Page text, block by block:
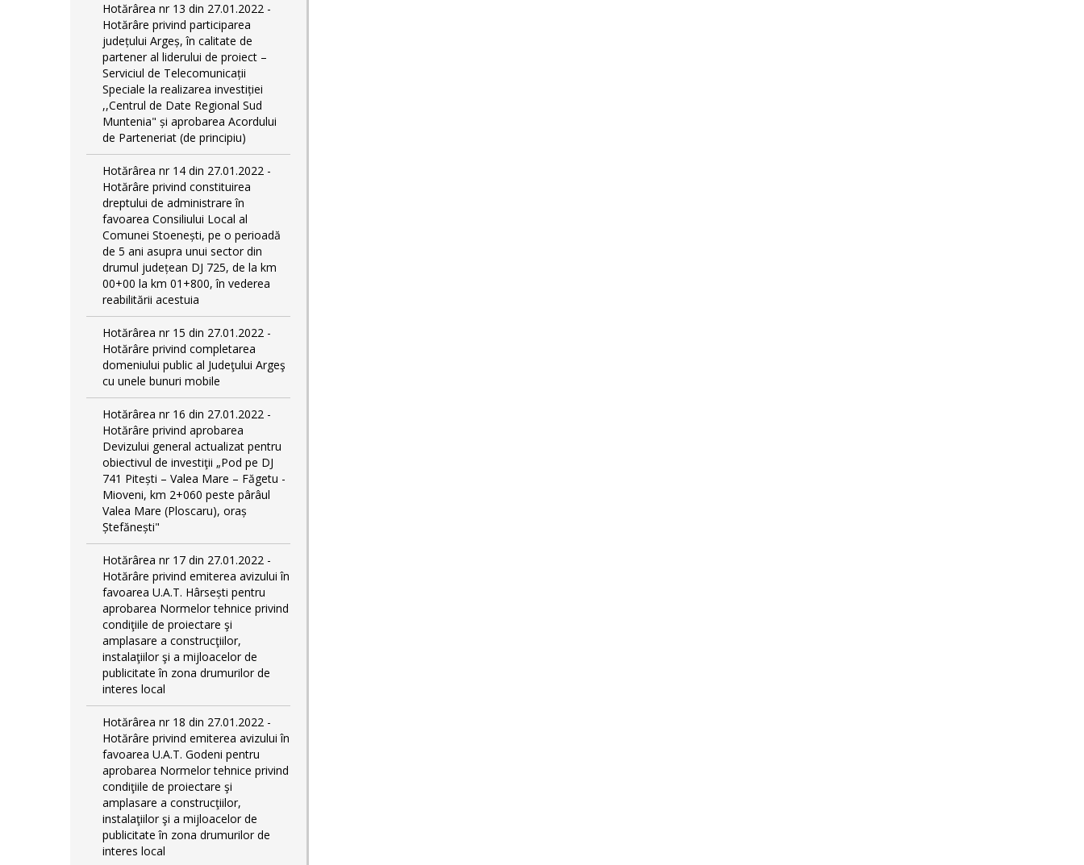
Hotărârea nr 13 din 27.01.2022 -
Hotărâre privind participarea
județului Argeș, în calitate de
partener al liderului de proiect –
Serviciul de Telecomunicații
Speciale la realizarea investiției
,,Centrul de Date Regional Sud
Muntenia" și aprobarea Acordului
de Parteneriat (de principiu)
Hotărârea nr 14 din 27.01.2022 -
Hotărâre privind constituirea
dreptului de administrare în
favoarea Consiliului Local al
Comunei Stoenești, pe o perioadă
de 5 ani asupra unui sector din
drumul județean DJ 725, de la km
00+00 la km 01+800, în vederea
reabilitării acestuia
Hotărârea nr 15 din 27.01.2022 -
Hotărâre privind completarea
domeniului public al Judeţului Argeş
cu unele bunuri mobile
Hotărârea nr 16 din 27.01.2022 -
Hotărâre privind aprobarea
Devizului general actualizat pentru
obiectivul de investiţii „Pod pe DJ
741 Pitești – Valea Mare – Făgetu -
Mioveni, km 2+060 peste pârâul
Valea Mare (Ploscaru), oraș
Ștefănești"
Hotărârea nr 17 din 27.01.2022 -
Hotărâre privind emiterea avizului în
favoarea U.A.T. Hârsești pentru
aprobarea Normelor tehnice privind
condiţiile de proiectare şi
amplasare a construcţiilor,
instalaţiilor şi a mijloacelor de
publicitate în zona drumurilor de
interes local
Hotărârea nr 18 din 27.01.2022 -
Hotărâre privind emiterea avizului în
favoarea U.A.T. Godeni pentru
aprobarea Normelor tehnice privind
condiţiile de proiectare şi
amplasare a construcţiilor,
instalaţiilor şi a mijloacelor de
publicitate în zona drumurilor de
interes local